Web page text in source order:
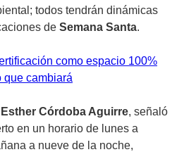
todos tendrán dinámicas
de Semana Santa.
como espacio 100%
que cambiará
Esther Córdoba Aguirre, señaló
en un horario de lunes a
a nueve de la noche,